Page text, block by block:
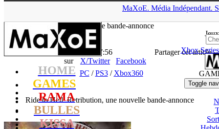
MaXoE. Média Indépendant.
HOME
GAMES
RAMA
BULLES
KISSA
Jeux
Xbox
Toggle
une nouvelle bande-annonce
- 18.04.13, 17:56
Partager cet article
sur
X/Twitter
Facebook
PC /PS3/ Xbox360
Ride to Hell: Retribution, une nouvelle bande-annonce